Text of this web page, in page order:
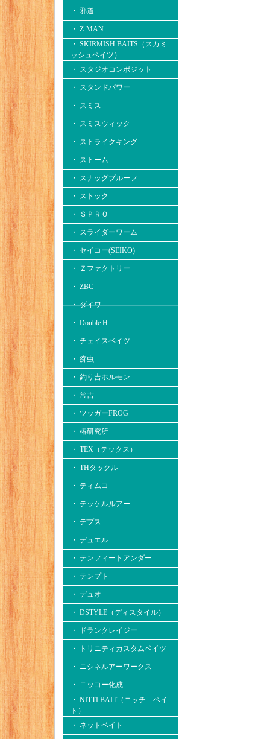
・ 邪道
・ Z-MAN
・ SKIRMISH BAITS（スカミ
ッシュベイツ）
・ スタジオコンポジット
・ スタンドパワー
・ スミス
・ スミスウィック
・ ストライクキング
・ ストーム
・ スナッグプルーフ
・ ストック
・ ＳＰＲＯ
・ スライダーワーム
・ セイコー(SEIKO)
・ Ｚファクトリー
・ ZBC
・ ダイワ
・ Double.H
・ チェイスベイツ
・ 痴虫
・ 釣り吉ホルモン
・ 常吉
・ ツッガーFROG
・ 椿研究所
・ TEX（テックス）
・ THタックル
・ ティムコ
・ テッケルルアー
・ デプス
・ デュエル
・ テンフィートアンダー
・ テンプト
・ デュオ
・ DSTYLE（ディスタイル）
・ ドランクレイジー
・ トリニティカスタムベイツ
・ ニシネルアーワークス
・ ニッコー化成
・ NITTI BAIT（ニッチ ベイ
ト）
・ ネットベイト